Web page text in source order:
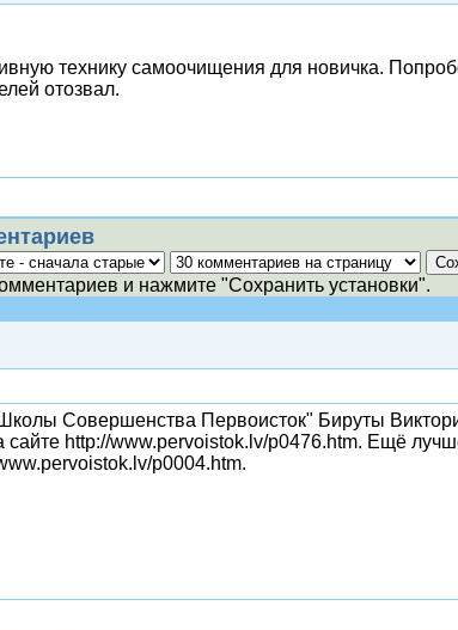
технику самоочищения для новичка.
отозвал.
и нажмите "Сохранить установки".
Совершенства Первоисток" Бируты
сайте http://www.pervoistok.lv/p0476.htm. Ещё
p0004.htm.